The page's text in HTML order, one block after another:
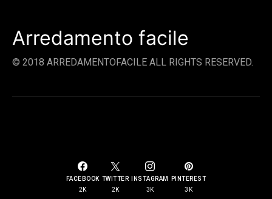
Arredamento facile
© 2018 ARREDAMENTOFACILE ALL RIGHTS RESERVED.
FACEBOOK
2K
TWITTER
2K
INSTAGRAM
3K
PINTEREST
3K